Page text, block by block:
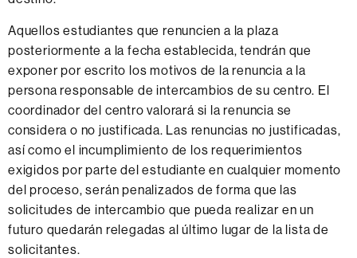
Aquellos estudiantes que renuncien a la plaza
posteriormente a la fecha establecida, tendrán que
exponer por escrito los motivos de la renuncia a la
persona responsable de intercambios de su centro. El
coordinador del centro valorará si la renuncia se
considera o no justificada. Las renuncias no justificadas,
así como el incumplimiento de los requerimientos
exigidos por parte del estudiante en cualquier momento
del proceso, serán penalizados de forma que las
solicitudes de intercambio que pueda realizar en un
futuro quedarán relegadas al último lugar de la lista de
solicitantes.